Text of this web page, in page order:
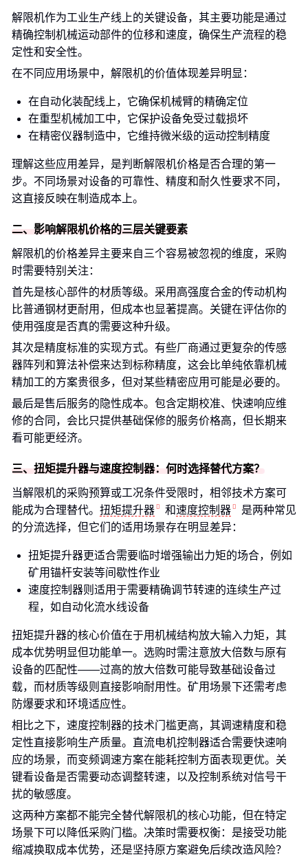
解限机作为工业生产线上的关键设备，其主要功能是通过
精确控制机械运动部件的位移和速度，确保生产流程的稳
定性和安全性。
在不同应用场景中，解限机的价值体现差异明显：
在自动化装配线上，它确保机械臂的精确定位
在重型机械加工中，它保护设备免受过载损坏
在精密仪器制造中，它维持微米级的运动控制精度
理解这些应用差异，是判断解限机价格是否合理的第一
步。不同场景对设备的可靠性、精度和耐久性要求不同，
这直接反映在制造成本上。
二、影响解限机价格的三层关键要素
解限机的价格差异主要来自三个容易被忽视的维度，采购
时需要特别关注：
首先是核心部件的材质等级。采用高强度合金的传动机构
比普通钢材更耐用，但成本也显著提高。关键在评估你的
使用强度是否真的需要这种升级。
其次是精度标准的实现方式。有些厂商通过更复杂的传感
器阵列和算法补偿来达到标称精度，这会比单纯依靠机械
精加工的方案贵很多，但对某些精密应用可能是必要的。
最后是售后服务的隐性成本。包含定期校准、快速响应维
修的合同，会比只提供基础保修的服务价格高，但长期来
看可能更经济。
三、扭矩提升器与速度控制器：何时选择替代方案？
当解限机的采购预算或工况条件受限时，相邻技术方案可
能成为合理替代。 扭矩提升器 和速度控制器
是两种常见
的分流选择，但它们的适用场景存在明显差异：
扭矩提升器更适合需要临时增强输出力矩的场合，例如
矿用锚杆安装等间歇性作业
速度控制器则适用于需要精确调节转速的连续生产过
程，如自动化流水线设备
扭矩提升器的核心价值在于用机械结构放大输入力矩，其
成本优势明显但功能单一。选购时需注意放大倍数与原有
设备的匹配性——过高的放大倍数可能导致基础设备过
载，而材质等级则直接影响耐用性。矿用场景下还需考虑
防爆要求和环境适应性。
相比之下，速度控制器的技术门槛更高，其调速精度和稳
定性直接影响生产质量。直流电机控制器适合需要快速响
应的场景，而变频调速方案在能耗控制方面表现更优。关
键看设备是否需要动态调整转速，以及控制系统对信号干
扰的敏感度。
这两种方案都不能完全替代解限机的核心功能，但在特定
场景下可以降低采购门槛。决策时需要权衡：是接受功能
缩减换取成本优势，还是坚持原方案避免后续改造风险？